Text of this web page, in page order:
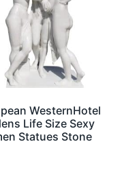
WesternHotel
Life Size Sexy
Statues Stone